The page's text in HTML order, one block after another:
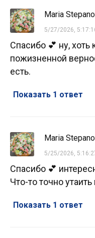
Maria
5/27/2026,
Спасибо 💕 ну,
пожизненной
есть.
Показать 1 ответ
Maria
5/25/2026,
Спасибо 💕
Что-то точно
Показать 1 ответ